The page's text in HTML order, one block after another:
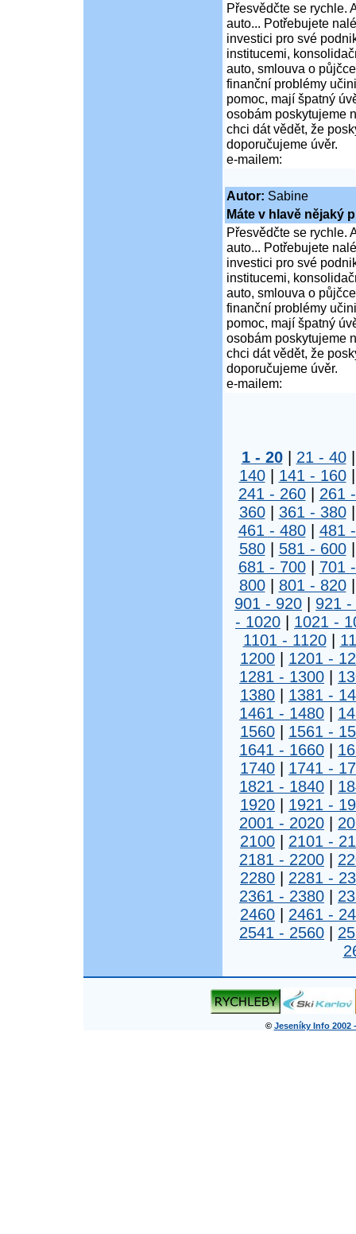
Přesvědčte se rychle.
auto... Potřebujete
investici pro své
institucemi,
auto, smlouva o
finanční problémy
pomoc, mají špatný
osobám poskytujeme
chci dát vědět, že
doporučujeme úvěr.
e-mailem:
Autor: Sabine
Máte v hlavě nějaký
Přesvědčte se rychle.
auto... Potřebujete
investici pro své
institucemi,
auto, smlouva o
finanční problémy
pomoc, mají špatný
osobám poskytujeme
chci dát vědět, že
doporučujeme úvěr.
e-mailem:
1 - 20| 21 - 40
140| 141 - 160
241 - 260| 261
360| 361 - 380
461 - 480| 481
580| 581 - 600
681 - 700| 701
800| 801 - 820
901 - 920
921 -
- 1020
1021 -
1101 - 1120|
1200
1201 -
1281 - 1300
1380
1381 -
1461 - 1480
1560
1561 -
1641 - 1660
1740
1741 -
1821 - 1840
1920
1921 -
2001 - 2020
2100
2101 -
2181 - 2200
2280
2281 -
2361 - 2380
2460
2461 -
2541 - 2560
© Jeseníky Info 2002